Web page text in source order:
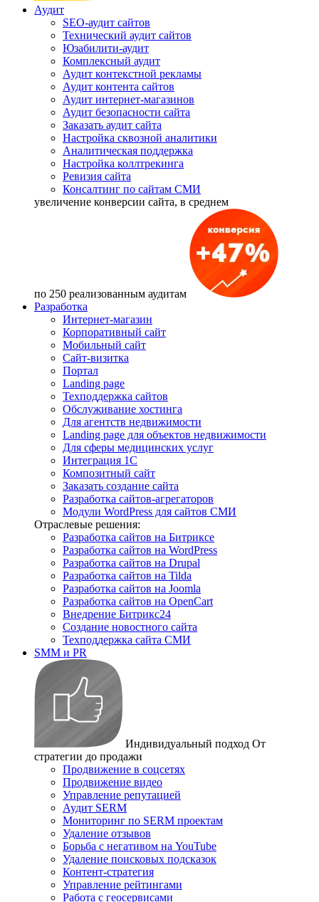
Аудит
SEO-аудит сайтов
Технический аудит сайтов
Юзабилити-аудит
Комплексный аудит
Аудит контекстной рекламы
Аудит контента сайтов
Аудит интернет-магазинов
Аудит безопасности сайта
Заказать аудит сайта
Настройка сквозной аналитики
Аналитическая поддержка
Настройка коллтрекинга
Ревизия сайта
Консалтинг по сайтам СМИ
увеличение конверсии сайта, в среднем
по 250 реализованным аудитам
Разработка
Интернет-магазин
Корпоративный сайт
Мобильный сайт
Сайт-визитка
Портал
Landing page
Техподдержка сайтов
Обслуживание хостинга
Для агентств недвижимости
Landing page для объектов недвижимости
Для сферы медицинских услуг
Интеграция 1С
Композитный сайт
Заказать создание сайта
Разработка сайтов-агрегаторов
Модули WordPress для сайтов СМИ
Отраслевые решения:
Разработка сайтов на Битриксе
Разработка сайтов на WordPress
Разработка сайтов на Drupal
Разработка сайтов на Tilda
Разработка сайтов на Joomla
Разработка сайтов на OpenCart
Внедрение Битрикс24
Создание новостного сайта
Техподдержка сайта СМИ
SMM и PR
Индивидуальный подход От
стратегии до продажи
Продвижение в соцсетях
Продвижение видео
Управление репутацией
Аудит SERM
Мониторинг по SERM проектам
Удаление отзывов
Борьба с негативом на YouTube
Удаление поисковых подсказок
Контент-стратегия
Управление рейтингами
Работа с геосервисами